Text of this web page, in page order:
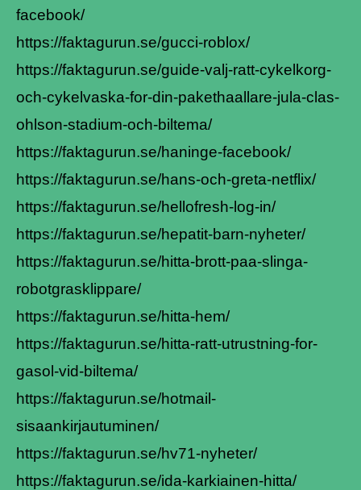
facebook/
https://faktagurun.se/gucci-roblox/
https://faktagurun.se/guide-valj-ratt-cykelkorg-
och-cykelvaska-for-din-pakethaallare-jula-clas-
ohlson-stadium-och-biltema/
https://faktagurun.se/haninge-facebook/
https://faktagurun.se/hans-och-greta-netflix/
https://faktagurun.se/hellofresh-log-in/
https://faktagurun.se/hepatit-barn-nyheter/
https://faktagurun.se/hitta-brott-paa-slinga-
robotgrasklippare/
https://faktagurun.se/hitta-hem/
https://faktagurun.se/hitta-ratt-utrustning-for-
gasol-vid-biltema/
https://faktagurun.se/hotmail-
sisaankirjautuminen/
https://faktagurun.se/hv71-nyheter/
https://faktagurun.se/ida-karkiainen-hitta/